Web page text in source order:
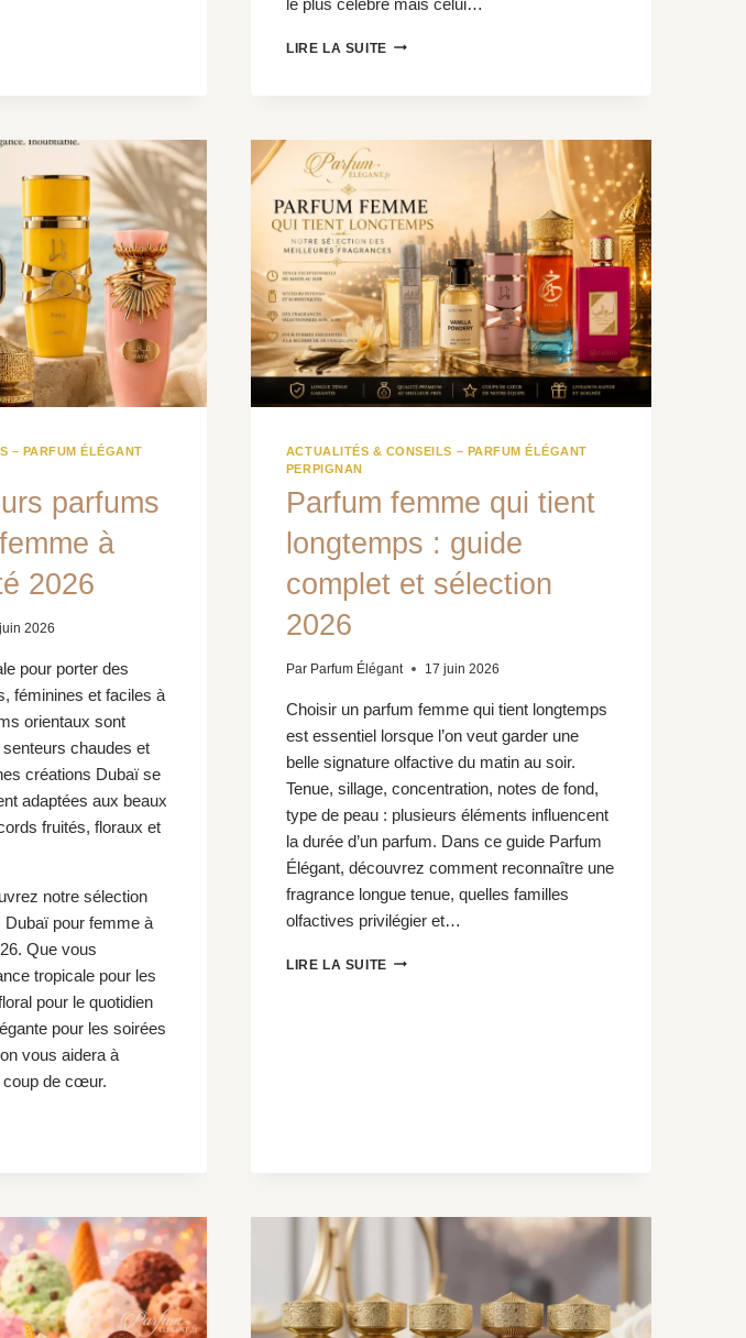
LIRE LA SUITEQUEL
?
NOS
PLUS
BELLES
IDÉES
CADEAUX
PARFUM
EN
2026
– PARFUM ÉLÉGANT
parfums
à
2026
2026
pour porter des
féminines et faciles à
orientaux sont
chaudes et
créations Dubaï se
adaptées aux beaux
fruités, floraux et
notre sélection
pour femme à
Que vous
tropicale pour les
pour le quotidien
pour les soirées
vous aidera à
coup de cœur.
ACTUALITÉS & CONSEILS – PARFUM ÉLÉGANT
PERPIGNAN
Parfum femme qui tient
longtemps : guide
complet et sélection
2026
Par Parfum Élégant 17 juin 2026
Choisir un parfum femme qui tient longtemps
est essentiel lorsque l’on veut garder une
belle signature olfactive du matin au soir.
Tenue, sillage, concentration, notes de fond,
type de peau : plusieurs éléments influencent
la durée d’un parfum. Dans ce guide Parfum
Élégant, découvrez comment reconnaître une
fragrance longue tenue, quelles familles
olfactives privilégier et…
LIRE LA SUITEPARFUM